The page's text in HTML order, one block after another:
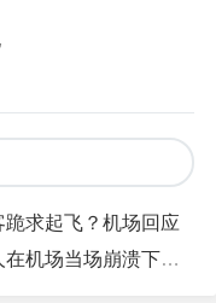
求起飞？机场回应
飞…网友：心情理解，但做法欠妥